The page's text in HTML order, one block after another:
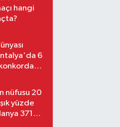
hangi
6
nüfusu 20
yüzde
371